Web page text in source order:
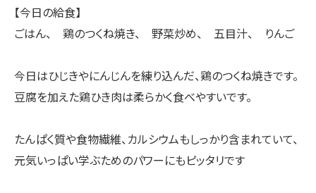
【今日の給食】
ごはん、 鶏のつくね焼き、 野菜炒め、 五目汁、 りんご
今日はひじきやにんじんを練り込んだ、鶏のつくね焼きです。
豆腐を加えた鶏ひき肉は柔らかく食べやすいです。
たんぱく質や食物繊維、カルシウムもしっかり含まれていて、
元気いっぱい学ぶためのパワーにもピッタリです